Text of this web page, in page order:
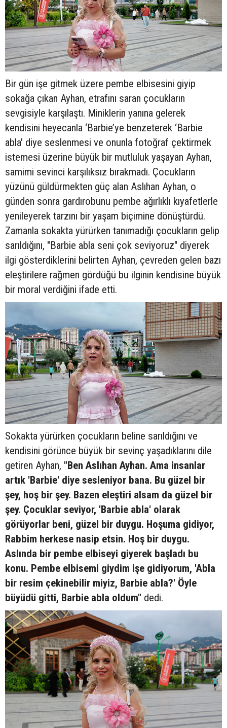
Bir gün işe gitmek üzere pembe elbisesini giyip
sokağa çıkan Ayhan, etrafını saran çocukların
sevgisiyle karşılaştı. Miniklerin yanına gelerek
kendisini heyecanla ‘Barbie’ye benzeterek ‘Barbie
abla' diye seslenmesi ve onunla fotoğraf çektirmek
istemesi üzerine büyük bir mutluluk yaşayan Ayhan,
samimi sevinci karşılıksız bırakmadı. Çocukların
yüzünü güldürmekten güç alan Aslıhan Ayhan, o
günden sonra gardırobunu pembe ağırlıklı kıyafetlerle
yenileyerek tarzını bir yaşam biçimine dönüştürdü.
Zamanla sokakta yürürken tanımadığı çocukların gelip
sarıldığını, "Barbie abla seni çok seviyoruz" diyerek
ilgi gösterdiklerini belirten Ayhan, çevreden gelen bazı
eleştirilere rağmen gördüğü bu ilginin kendisine büyük
bir moral verdiğini ifade etti.
Sokakta yürürken çocukların beline sarıldığını ve
kendisini görünce büyük bir sevinç yaşadıklarını dile
getiren Ayhan, "Ben Aslıhan Ayhan. Ama insanlar
artık 'Barbie' diye sesleniyor bana. Bu güzel bir
şey, hoş bir şey. Bazen eleştiri alsam da güzel bir
şey. Çocuklar seviyor, 'Barbie abla' olarak
görüyorlar beni, güzel bir duygu. Hoşuma gidiyor,
Rabbim herkese nasip etsin. Hoş bir duygu.
Aslında bir pembe elbiseyi giyerek başladı bu
konu. Pembe elbisemi giydim işe gidiyorum, 'Abla
bir resim çekinebilir miyiz, Barbie abla?' Öyle
büyüdü gitti, Barbie abla oldum" dedi.